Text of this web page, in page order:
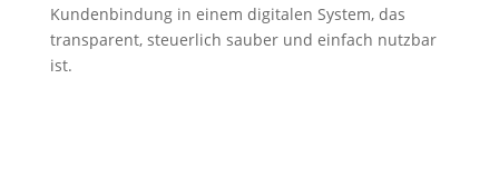
Kundenbindung in einem digitalen System, das
transparent, steuerlich sauber und einfach nutzbar
ist.